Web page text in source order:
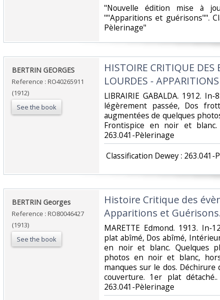
‎"Nouvelle édition mise à
""Apparitions et guérisons"".
Pèlerinage"‎
‎BERTRIN GEORGES‎
Reference : RO40265911
(1912)
See the book
‎HISTOIRE CRITIQUE DES
LOURDES -
‎LIBRAIRIE GABALDA. 1912.
légèrement passée, Dos
augmentées de quelques
Frontispice en noir et
263.041-Pèlerinage‎
Classification Dewey : 263.041-
‎BERTRIN Georges‎
Reference : RO80046427
(1913)
See the book
‎Histoire Critique des
Apparitions et
‎MARETTE Edmond. 1913. In-
plat abîmé, Dos abîmé,
en noir et blanc. Quelques
photos en noir et blanc,
manques sur le dos.
couverture. 1er plat
263.041-Pèlerinage‎